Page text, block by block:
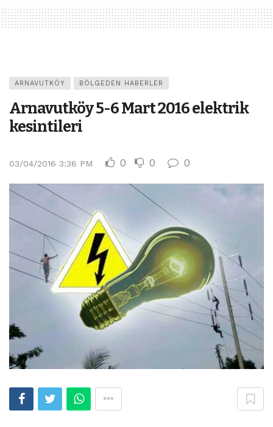
ARNAVUTKÖY BÖLGEDEN HABERLER
Arnavutköy 5-6 Mart 2016 elektrik
kesintileri
03/04/2016 3:36 PM 0 0 0